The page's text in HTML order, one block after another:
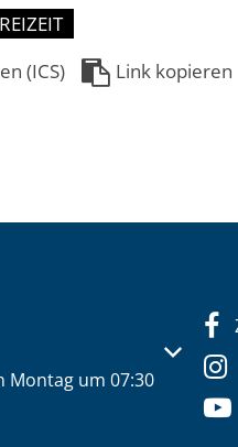
(ICS) Link kopieren
Öffnungs- oder
Montag um 07:30